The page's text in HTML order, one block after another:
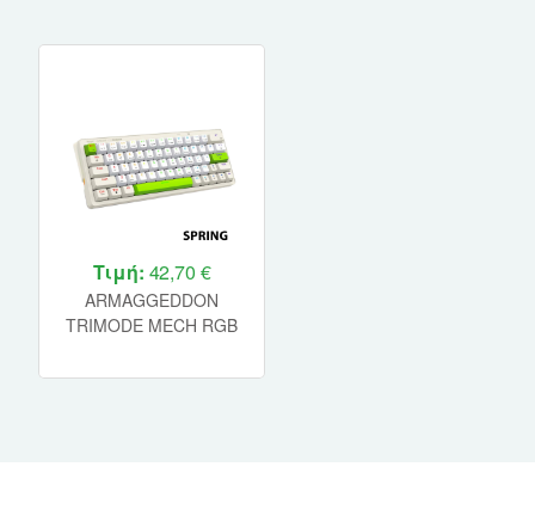
Τιμή: 42,70 €
ARMAGGEDDON
TRIMODE MECH RGB
63KEYS GMK-100